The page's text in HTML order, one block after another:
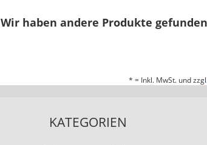
Wir haben andere Produkte
* = Inkl. MwSt. und
KATEGORIEN